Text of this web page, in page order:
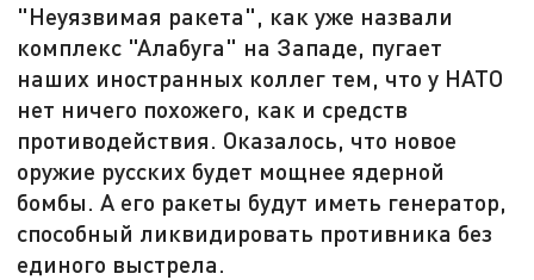
"Неуязвимая ракета", как уже назвали
комплекс "Алабуга" на Западе, пугает
наших иностранных коллег тем, что у НАТО
нет ничего похожего, как и средств
противодействия. Оказалось, что новое
оружие русских будет мощнее ядерной
бомбы. А его ракеты будут иметь генератор,
способный ликвидировать противника без
единого выстрела.